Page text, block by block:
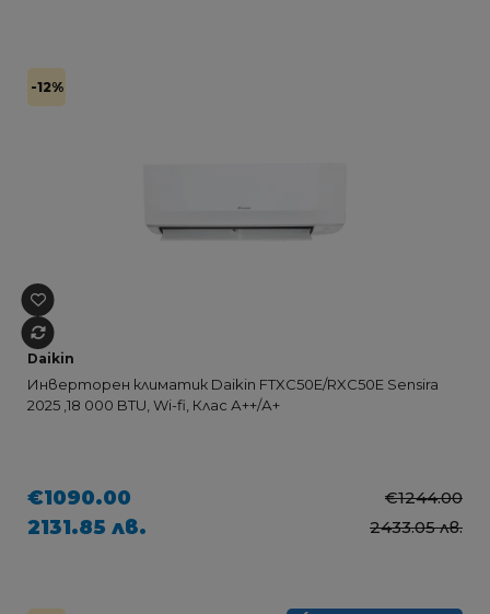
-12%
Daikin
Инверторен климатик Daikin FTXC50E/RXC50E Sensira
2025 ,18 000 BTU, Wi-fi, Клас А++/А+
€1090.00 €1244.00
2131.85 лв. 2433.05 лв.